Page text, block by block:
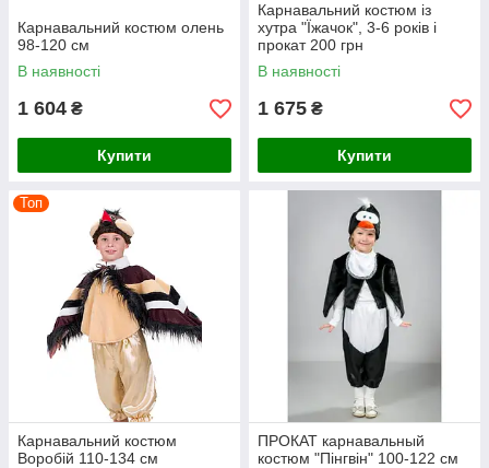
Карнавальний костюм олень
98-120 см
В наявності
1 604 ₴
Купити
Карнавальний костюм із
хутра "Їжачок", 3-6 років і
прокат 200 грн
В наявності
1 675 ₴
Купити
Топ
Карнавальний костюм
Воробій 110-134 см
ПРОКАТ карнавальный
костюм "Пінгвін" 100-122 см